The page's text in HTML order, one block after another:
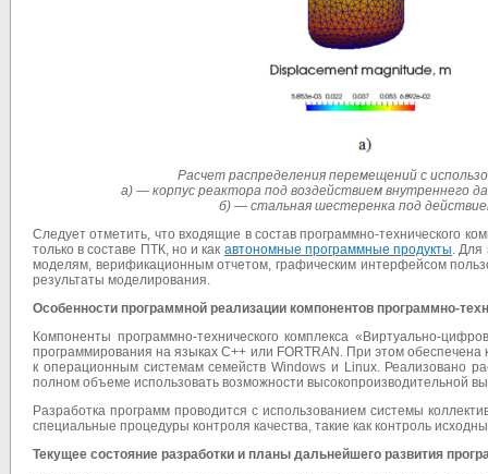
Расчет распределения перемещений с
а) — корпус реактора под воздействием внутреннего
б) — стальная шестеренка под
Следует отметить, что входящие в состав программно-технического
только в составе ПТК, но и как автономные программные продукты. Для
моделям, верификационным отчетом, графическим интерфейсом
результаты моделирования.
Особенности программной реализации компонентов программно-
Компоненты программно-технического комплекса «Виртуально-
программирования на языках С++ или FORTRAN. При этом
к операционным системам семейств Windows и Linux. Реализовано
полном объеме использовать возможности высокопроизводительной
Разработка программ проводится с использованием системы
специальные процедуры контроля качества, такие как контроль
Текущее состояние разработки и планы дальнейшего развития